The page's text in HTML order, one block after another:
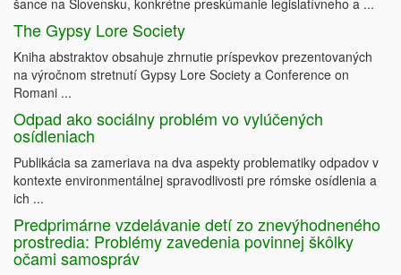
šance na Slovensku, konkrétne preskúmanie legislatívneho a ...
The Gypsy Lore Society
Kniha abstraktov obsahuje zhrnutie príspevkov prezentovaných
na výročnom stretnutí Gypsy Lore Society a Conference on
Romani ...
Odpad ako sociálny problém vo vylúčených
osídleniach
Publikácia sa zameriava na dva aspekty problematiky odpadov v
kontexte environmentálnej spravodlivosti pre rómske osídlenia a
ich ...
Predprimárne vzdelávanie detí zo znevýhodneného
prostredia: Problémy zavedenia povinnej škôlky
očami samospráv